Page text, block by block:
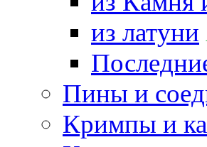
из латуни
Пины и
Кримпы и